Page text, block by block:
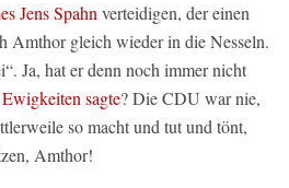
Jens Spahnverteidigen, der einen
Amthor gleich wieder in die Nesseln.
Ja, hat er denn noch immer nicht
sagte? Die CDU war nie,
so macht und tut und tönt,
Amthor!